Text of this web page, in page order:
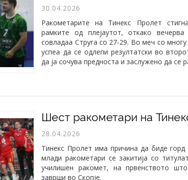
30.04.2026
Ракометарите на Тинекс Пролет
рамките од плејаутот, откако
совладаа Струга со 27-29. Во меч со
успеа да се одлепи резултатски во
да ја сочува предноста и заслужено да се
28.04.2026
Тинекс Пролет има причина да биде
млади ракометари се закитија со
училишен ракомет, на првенството
заврши во Скопје.